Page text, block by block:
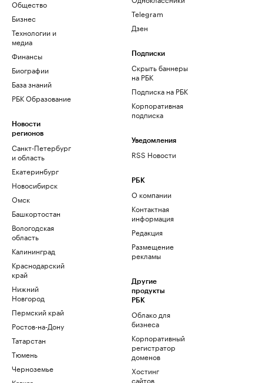
Общество
Бизнес
Технологии и
медиа
Финансы
Биографии
База знаний
РБК Образование
Новости
регионов
Санкт-Петербург
и область
Екатеринбург
Новосибирск
Омск
Башкортостан
Вологодская
область
Калининград
Краснодарский
край
Нижний
Новгород
Пермский край
Ростов-на-Дону
Татарстан
Тюмень
Черноземье
Telegram
Дзен
Подписки
Скрыть баннеры
на РБК
Подписка на РБК
Корпоративная
подписка
Уведомления
RSS Новости
РБК
О компании
Контактная
информация
Редакция
Размещение
рекламы
Другие
продукты
РБК
Облако для
бизнеса
Корпоративный
регистратор
доменов
Хостинг
сайтов